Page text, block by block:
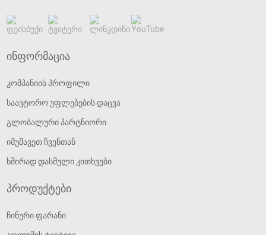
ინფორმაცია
კომპანიის პროფილი
საავტორო უფლებების დაცვა
გლობალური პარტნიორი
იმუშავეთ ჩვენთან
ხშირად დასმული კითხვები
პროდუქტები
ჩინური ფარანი